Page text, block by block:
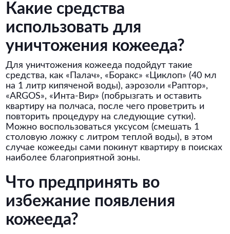
Какие средства
использовать для
уничтожения кожееда?
Для уничтожения кожееда подойдут такие
средства, как «Палач», «Боракс» «Циклоп» (40 мл
на 1 литр кипяченой воды), аэрозоли «Раптор»,
«ARGOS», «Инта-Вир» (побрызгать и оставить
квартиру на полчаса, после чего проветрить и
повторить процедуру на следующие сутки).
Можно воспользоваться уксусом (смешать 1
столовую ложку с литром теплой воды), в этом
случае кожееды сами покинут квартиру в поисках
наиболее благоприятной зоны.
Что предпринять во
избежание появления
кожееда?